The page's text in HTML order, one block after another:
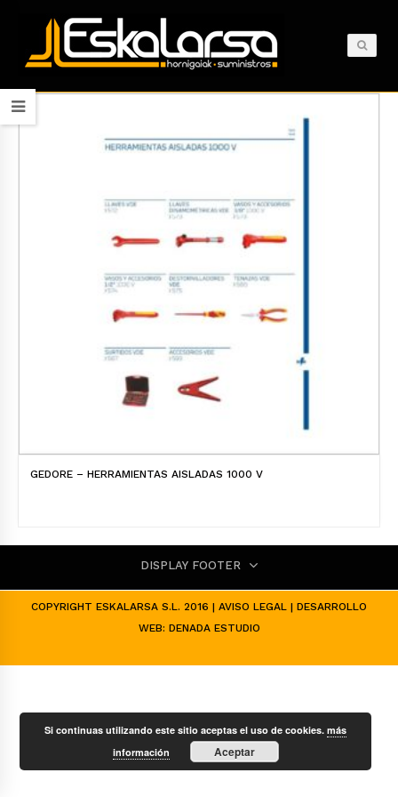
GEDORE – HERRAMIENTAS AISLADAS 1000 V
DISPLAY FOOTER
COPYRIGHT ESKALARSA S.L. 2016 | AVISO LEGAL | DESARROLLO
WEB: DENADA ESTUDIO
Si continuas utilizando este sitio aceptas el uso de cookies.más
información
Aceptar